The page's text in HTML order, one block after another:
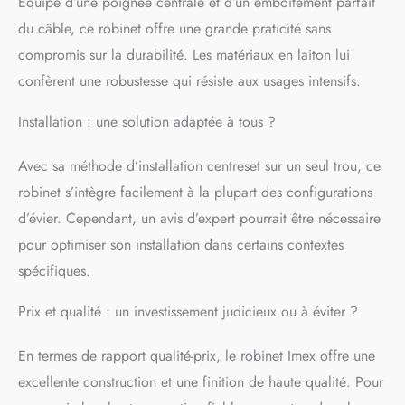
réduire la consommation
d’eau au quotidien.
Durabilité et entretien
simple : Composants
résistants à l’usure et
surface facile à nettoyer
qui empêchent
et de taches, assurant un
fonctionnement fiable
pendant des années.
Design moderne qui
sublime votre cuisine :
facilement aux cuisines
contemporaines, offrant
élégante dans n’importe
quel espace.
du câble, ce robinet offre une grande praticité sans
compromis sur la durabilité. Les matériaux en laiton lui
confèrent une robustesse qui résiste aux usages intensifs.
Installation : une solution adaptée à tous ?
Avec sa méthode d’installation centreset sur un seul trou, ce
robinet s’intègre facilement à la plupart des configurations
d’évier. Cependant, un avis d’expert pourrait être nécessaire
pour optimiser son installation dans certains contextes
spécifiques.
Prix et qualité : un investissement judicieux ou à éviter ?
En termes de rapport qualité-prix, le robinet Imex offre une
excellente construction et une finition de haute qualité. Pour